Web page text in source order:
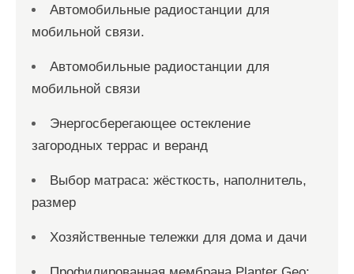
Автомобильные радиостанции для
мобильной связи.
Автомобильные радиостанции для
мобильной связи
Энергосберегающее остекление
загородных террас и веранд
Выбор матраса: жёсткость, наполнитель,
размер
Хозяйственные тележки для дома и дачи